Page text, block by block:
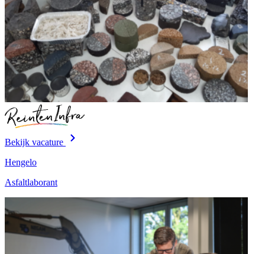
Bekijk vacature
Hengelo
Asfaltlaborant